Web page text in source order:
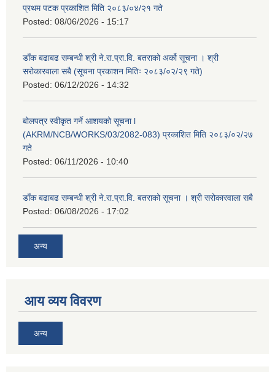
प्रथम पटक प्रकाशित मिति २०८३/०४/२१ गते
Posted: 08/06/2026 - 15:17
डाँक बढाबढ सम्बन्धी श्री ने.रा.प्रा.वि. बतराको अर्को सूचना । श्री
सरोकारवाला सबै (सूचना प्रकाशन मितिः २०८३/०२/२९ गते)
Posted: 06/12/2026 - 14:32
बोलपत्र स्वीकृत गर्ने आशयको सूचना l
(AKRM/NCB/WORKS/03/2082-083) प्रकाशित मिति २०८३/०२/२७
गते
Posted: 06/11/2026 - 10:40
डाँक बढाबढ सम्बन्धी श्री ने.रा.प्रा.वि. बतराको सूचना । श्री सरोकारवाला सबै
Posted: 06/08/2026 - 17:02
अन्य
आय व्यय विवरण
अन्य